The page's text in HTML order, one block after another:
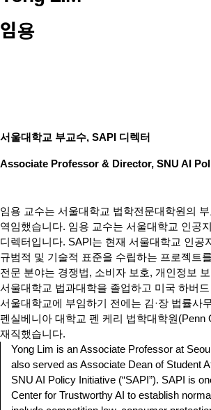
임용
서울대학교 부교수, SAPI 디렉터
Associate Professor & Director, SNU AI
임용 교수는 서울대학교 법학전문대학원의
역임했습니다. 임용 교수는 서울대학교 인공
디렉터입니다. SAPI는 현재 서울대학교 인공
규범적 및 기술적 표준을 수립하는 프로젝트
전문 분야는 경쟁법, 소비자 보호, 개인정보
서울대학교 법과대학을 졸업하고 미국 하버
서울대학교에 부임하기 전에는 김·장 법률사
펜실베니아 대학교 펜 케리 법학대학원(Penn
재직했습니다.
Yong Lim is an Associate Professor at
also served as Associate Dean of Student
SNU AI Policy Initiative (“SAPI”). SAPI is
Center for Trustworthy AI to establish